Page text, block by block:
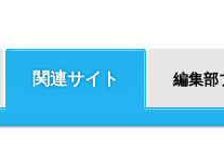
関連サイト 編集部